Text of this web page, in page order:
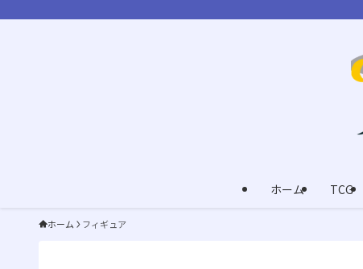
ホーム TCG
ホーム フィギュア